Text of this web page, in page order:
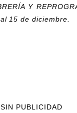
Y
15 de diciembre.
PUBLICIDAD